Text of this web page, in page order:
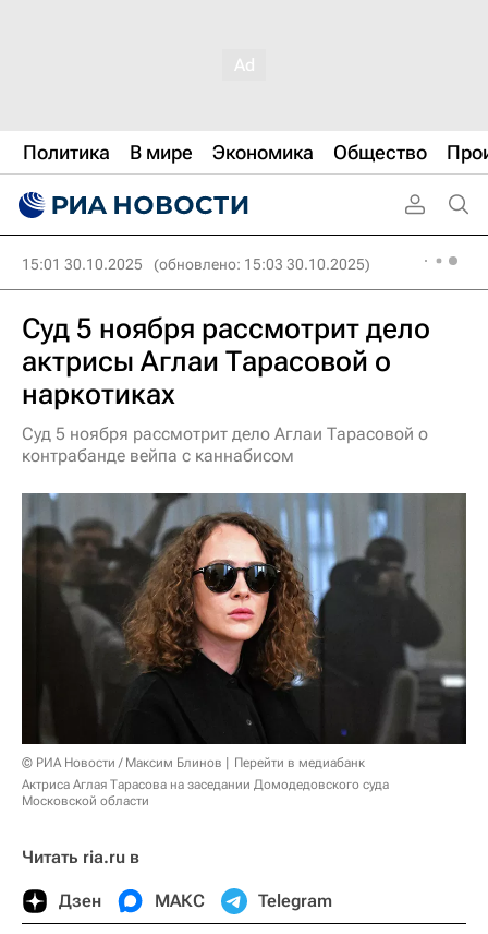
Политика В мире Экономика Общество
15:01 30.10.2025 (обновлено: 15:03 30.10.2025)
Суд 5 ноября рассмотрит дело
актрисы Аглаи Тарасовой о
наркотиках
Суд 5 ноября рассмотрит дело Аглаи Тарасовой о
контрабанде вейпа с каннабисом
© РИА Новости / Максим Блинов
Перейти в медиабанк
Актриса Аглая Тарасова на заседании Домодедовского суда
Московской области
Читать ria.ru в
Дзен МАКС Telegram